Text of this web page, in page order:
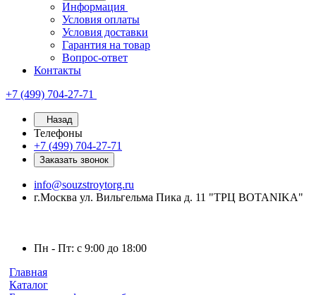
Информация
Условия оплаты
Условия доставки
Гарантия на товар
Вопрос-ответ
Контакты
+7 (499) 704-27-71
Назад
Телефоны
+7 (499) 704-27-71
Заказать звонок
info@souzstroytorg.ru
г.Москва ул. Вильгельма Пика д. 11 "ТРЦ BOTANIKA"
Пн - Пт: с 9:00 до 18:00
Главная
Каталог